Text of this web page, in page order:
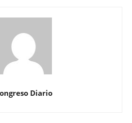
Diario